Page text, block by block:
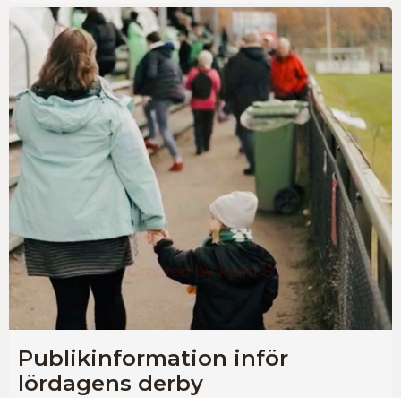
Publikinformation inför
lördagens derby